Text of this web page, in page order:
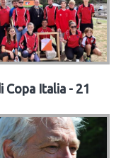
Copa Italia - 21